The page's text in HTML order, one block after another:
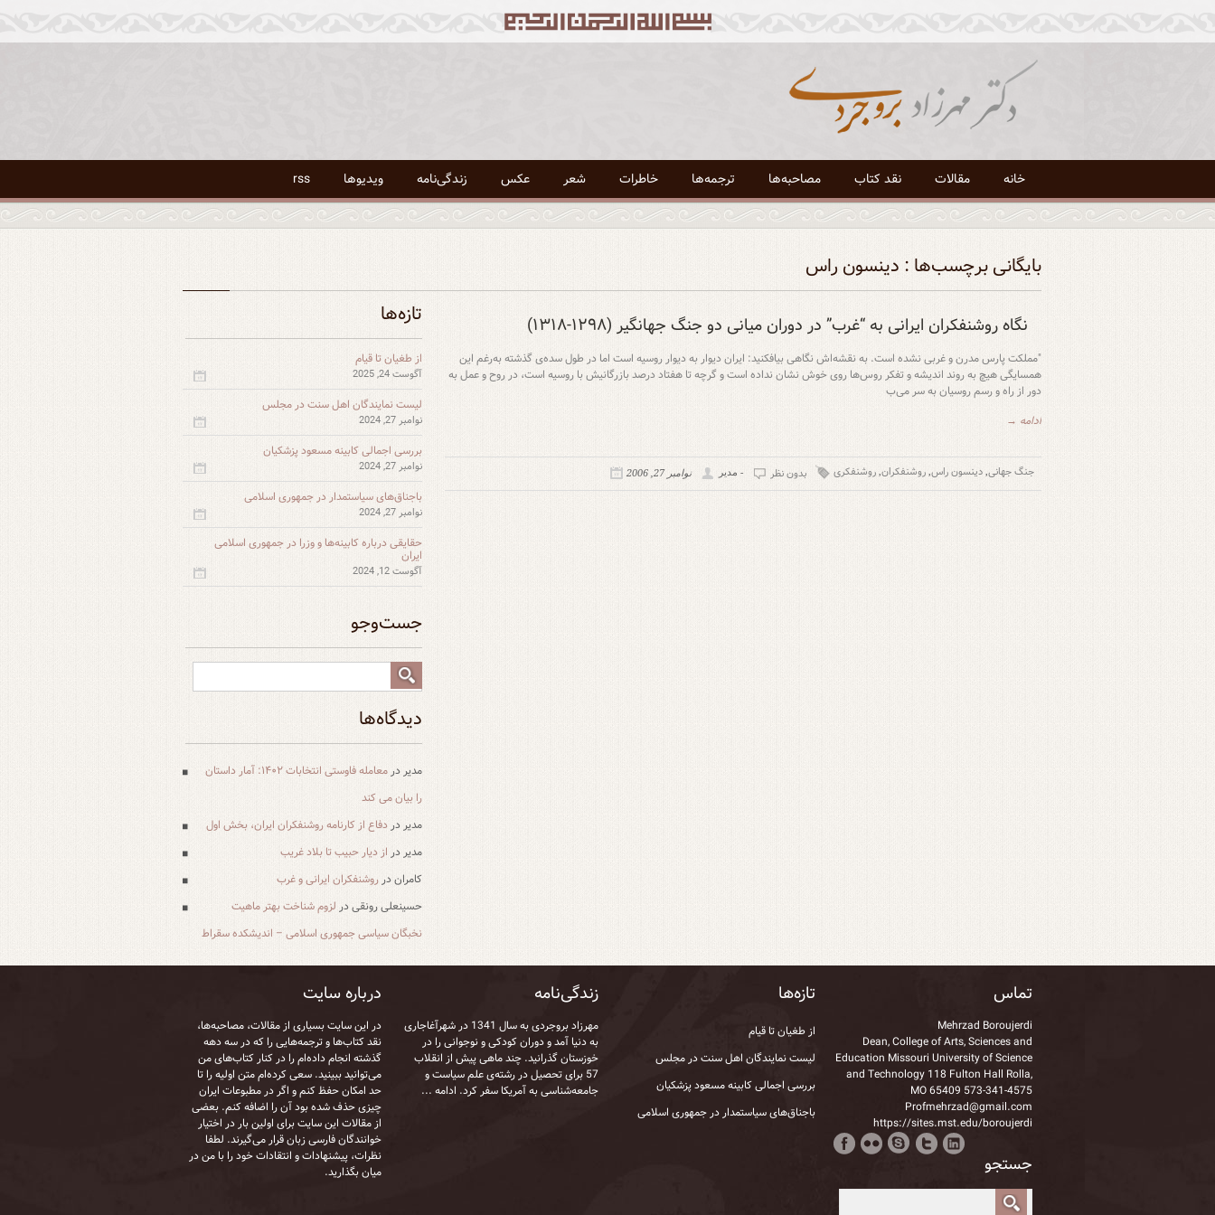
خانه مقالات نقد کتاب مصاحبه‌ها ترجمه‌ها خاطرات شعر عکس زندگی‌نامه ویدیوها rss
بایگانی برچسب‌ها : دینسون راس
نگاه روشنفکران ایرانی به “غرب” در دوران میانی دو جنگ جهانگیر (۱۲۹۸-۱۳۱۸)
"مملکت پارس مدرن و غربی نشده است. به نقشه‌اش نگاهی بیافکنید: ایران دیوار به دیوار روسیه است اما در طول سده‌ی گذشته به‌رغم این
همسایگی هیچ به روند اندیشه و تفکر روس‌ها روی خوش نشان نداده است و گرچه تا هفتاد درصد بازرگانیش با روسیه است، در روح و عمل به
دور از راه و رسم روسیان به سر می‌ب
ادامه →
نوامبر 27, 2006 - مدیر بدون نظر جنگ جهانی, دینسون راس, روشنفکران, روشنفکری
تازه‌ها
از طغیان تا قیام
آگوست 24, 2025
لیست نمایندگان اهل سنت در مجلس
نوامبر 27, 2024
بررسی اجمالی کابینه مسعود پزشکیان
نوامبر 27, 2024
باجناق‌های سیاستمدار در جمهوری اسلامی
نوامبر 27, 2024
حقایقی درباره کابینه‌ها و وزرا در جمهوری اسلامی
ایران
آگوست 12, 2024
جست‌و‌جو
دیدگاه‌ها
مدیردر
معامله فاوستی انتخابات ۱۴۰۲: آمار داستان
را بیان می کند
مدیردر دفاع از کارنامه روشنفکران ایران، بخش اول
مدیردر از دیار حبیب تا بلاد غریب
کامراندرروشنفکران ایرانی و غرب
حسینعلی رونقیدر لزوم شناخت بهتر ماهیت
نخبگان سیاسی جمهوری اسلامی – اندیشکده سقراط
درباره سایت
در این سایت بسیاری از مقالات، مصاحبه‌ها،
نقد کتاب‌ها و ترجمه‌هایی را که در سه دهه
گذشته انجام داده‌ام را در کنار کتاب‌های من
می‌توانید ببینید. سعی کرده‌ام متن اولیه را تا
حد امکان حفظ کنم و اگر در مطبوعات ایران
چیزی حذف شده بود آن را اضافه کنم. بعضی
از مقالات این سایت برای اولین بار در اختیار
خوانندگان فارسی زبان قرار می‌گیرند. لطفا
نظرات، پیشنهادات و انتقادات خود را با من در
میان بگذارید.
زندگی‌نامه
مهرزاد بروجردی به‌ سال 1341 در شهرآغاجاری
به‌ دنیا آمد و دوران کودکی و نوجوانی را در
خوزستان گذرانید. چند ماهی پیش از انقلاب
57 برای تحصیل در رشته‌ی علم سیاست و
جامعه‌شناسی به آمریکا سفر کرد. ادامه ...
تازه‌ها
از طغیان تا قیام
لیست نمایندگان اهل سنت در مجلس
بررسی اجمالی کابینه مسعود پزشکیان
باجناق‌های سیاستمدار در جمهوری اسلامی
تماس
Mehrzad Boroujerdi
Dean, College of Arts, Sciences and
Education Missouri University of Science
and Technology 118 Fulton Hall Rolla,
MO 65409 573-341-4575
Profmehrzad@gmail.com
https://sites.mst.edu/boroujerdi
جستجو